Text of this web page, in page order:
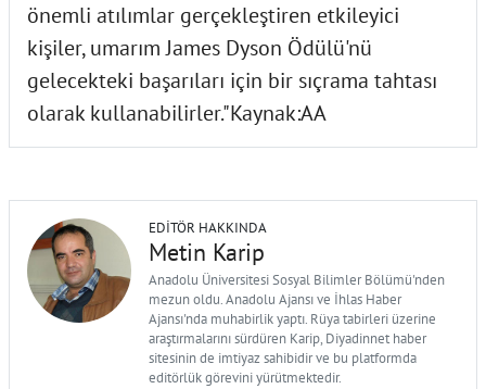
önemli atılımlar gerçekleştiren etkileyici
kişiler, umarım James Dyson Ödülü'nü
gelecekteki başarıları için bir sıçrama tahtası
olarak kullanabilirler."Kaynak:AA
EDITÖR HAKKINDA
Metin Karip
Anadolu Üniversitesi Sosyal Bilimler Bölümü'nden
mezun oldu. Anadolu Ajansı ve İhlas Haber
Ajansı'nda muhabirlik yaptı. Rüya tabirleri üzerine
araştırmalarını sürdüren Karip, Diyadinnet haber
sitesinin de imtiyaz sahibidir ve bu platformda
editörlük görevini yürütmektedir.